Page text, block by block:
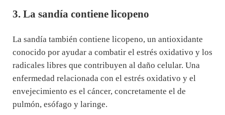
3. La sandía contiene licopeno
La sandía también contiene licopeno, un antioxidante
conocido por ayudar a combatir el estrés oxidativo y los
radicales libres que contribuyen al daño celular. Una
enfermedad relacionada con el estrés oxidativo y el
envejecimiento es el cáncer, concretamente el de
pulmón, esófago y laringe.